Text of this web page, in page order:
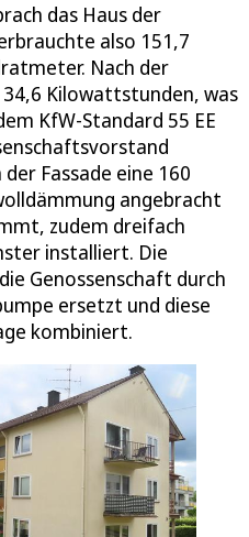
das Haus der
also 151,7
Nach der
34,6 Kilowattstunden, was
KfW-Standard 55 EE
Fassade eine 160
angebracht
zudem dreifach
installiert. Die
Genossenschaft durch
ersetzt und diese
kombiniert.